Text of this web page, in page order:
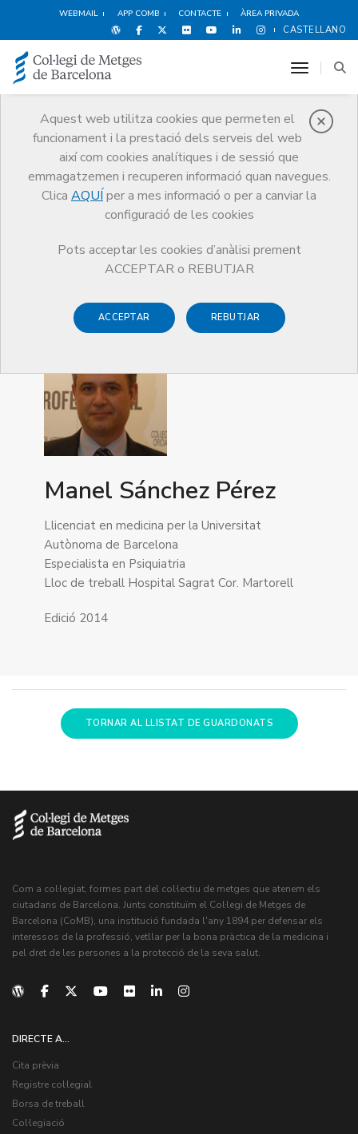
WEBMAIL APP COMB CONTACTE ÀREA PRIVADA
CASTELLANO
Aquest web utilitza cookies que permeten el
funcionament i la prestació dels serveis del web
així com cookies analítiques i de sessió que
emmagatzemen i recuperen informació quan navegues.
Clica AQUÍ per a mes informació o per a canviar la
configuració de les cookies
Pots acceptar les cookies d’anàlisi prement
ACCEPTAR o REBUTJAR
ACCEPTAR REBUTJAR
toggle
Premis
Premis Guardonat Edició 2014
Guardonat Edició 2014
Manel Sánchez Pérez
Llicenciat en medicina per la Universitat
Autònoma de Barcelona
Especialista en Psiquiatria
Lloc de treball Hospital Sagrat Cor. Martorell
Edició 2014
TORNAR AL LLISTAT DE GUARDONATS
Com a col·legiat, formes part del col·lectiu de metges que atenem els
ciutadans de Barcelona. Junts constituïm el Col·legi de Metges de
Barcelona (CoMB), una institució fundada l'any 1894 per defensar els
interessos de la professió, vetllar per la bona pràctica de la medicina i
pel dret de les persones a la protecció de la seva salut.
DIRECTE A...
Cita prèvia
Registre col·legial
Borsa de treball
Col·legiació